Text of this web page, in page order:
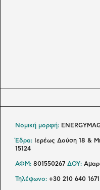
Νομική μορφή:
Έδρα: Ιερέως Δούση 18 &
15124
ΑΦΜ: 801550267 ΔΟΥ:
Τηλέφωνο: +30 210 640 1671